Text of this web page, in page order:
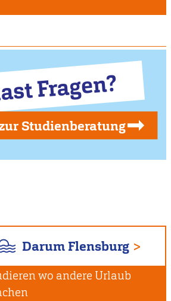
Fragen?
Studienberatung
Darum Flensburg
wo andere Urlaub